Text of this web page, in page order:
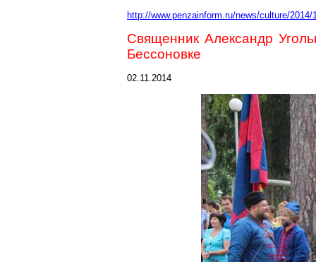
http://www.penzainform.ru/news/culture/
Священник Александр
Бессоновке
02.11.2014